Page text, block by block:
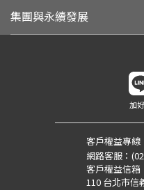
集團與永續發展
加
客戶權益專線
網路客服：
客戶權益信箱
110 台北市信